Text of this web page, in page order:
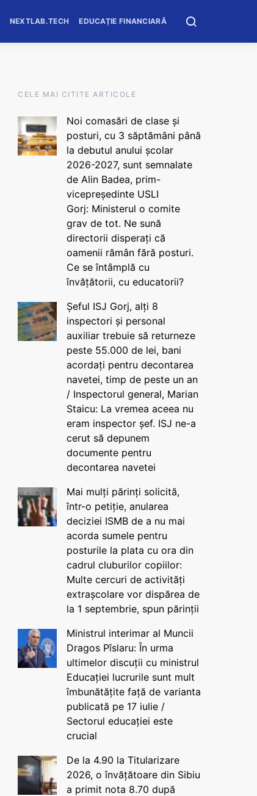
NEXTLAB.TECH EDUCAȚIE FINANCIARĂ
CELE MAI CITITE ARTICOLE
Noi comasări de clase și
posturi, cu 3 săptămâni până
la debutul anului școlar
2026-2027, sunt semnalate
de Alin Badea, prim-
vicepreședinte USLI
Gorj: Ministerul o comite
grav de tot. Ne sună
directorii disperați că
oamenii rămân fără posturi.
Ce se întâmplă cu
învățătorii, cu educatorii?
Șeful ISJ Gorj, alți 8
inspectori și personal
auxiliar trebuie să returneze
peste 55.000 de lei, bani
acordați pentru decontarea
navetei, timp de peste un an
/ Inspectorul general, Marian
Staicu: La vremea aceea nu
eram inspector șef. ISJ ne-a
cerut să depunem
documente pentru
decontarea navetei
Mai mulți părinți solicită,
într-o petiție, anularea
deciziei ISMB de a nu mai
acorda sumele pentru
posturile la plata cu ora din
cadrul cluburilor copiilor:
Multe cercuri de activități
extrașcolare vor dispărea de
la 1 septembrie, spun părinții
Ministrul interimar al Muncii
Dragos Pîslaru: În urma
ultimelor discuții cu ministrul
Educației lucrurile sunt mult
îmbunătățite față de varianta
publicată pe 17 iulie /
Sectorul educației este
crucial
De la 4.90 la Titularizare
2026, o învățătoare din Sibiu
a primit nota 8.70 după